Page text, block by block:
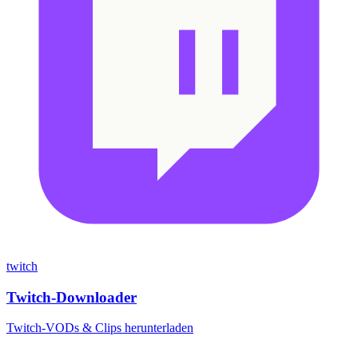
twitch
Twitch-Downloader
Twitch-VODs & Clips herunterladen